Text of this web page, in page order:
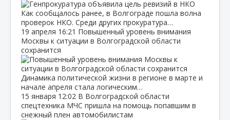
Как сообщалось ранее, в Волгограде пошла волна
проверок НКО. Среди других прокуратура…
19 апреля 16:21 Повышенный уровень внимания
Москвы к ситуации в Волгоградской области
сохранится
Динамика политической жизни в регионе в марте и
начале апреля стала логическим…
15 января 12:02 В Волгоградской области
спецтехника МЧС пришла на помощь попавшим в
снежный плен автомобилистам